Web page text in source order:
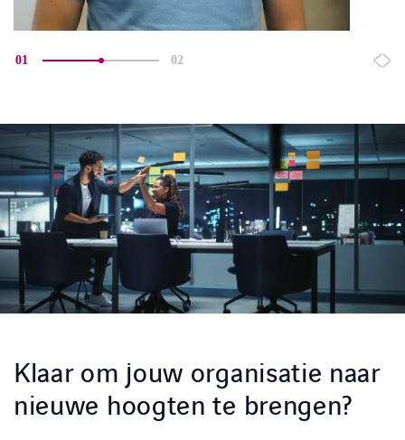
01 02
Klaar om jouw organisatie naar
nieuwe hoogten te brengen?